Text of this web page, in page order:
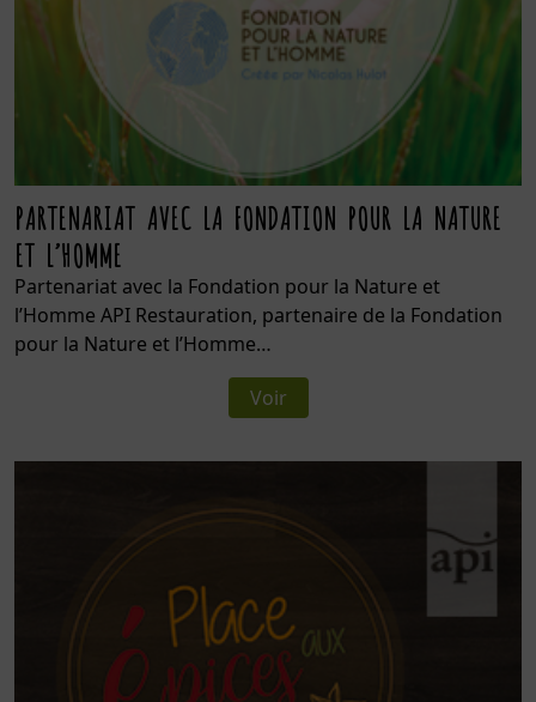
PARTENARIAT AVEC LA FONDATION POUR LA NATURE
ET L’HOMME
Partenariat avec la Fondation pour la Nature et
l’Homme API Restauration, partenaire de la Fondation
pour la Nature et l’Homme…
Voir